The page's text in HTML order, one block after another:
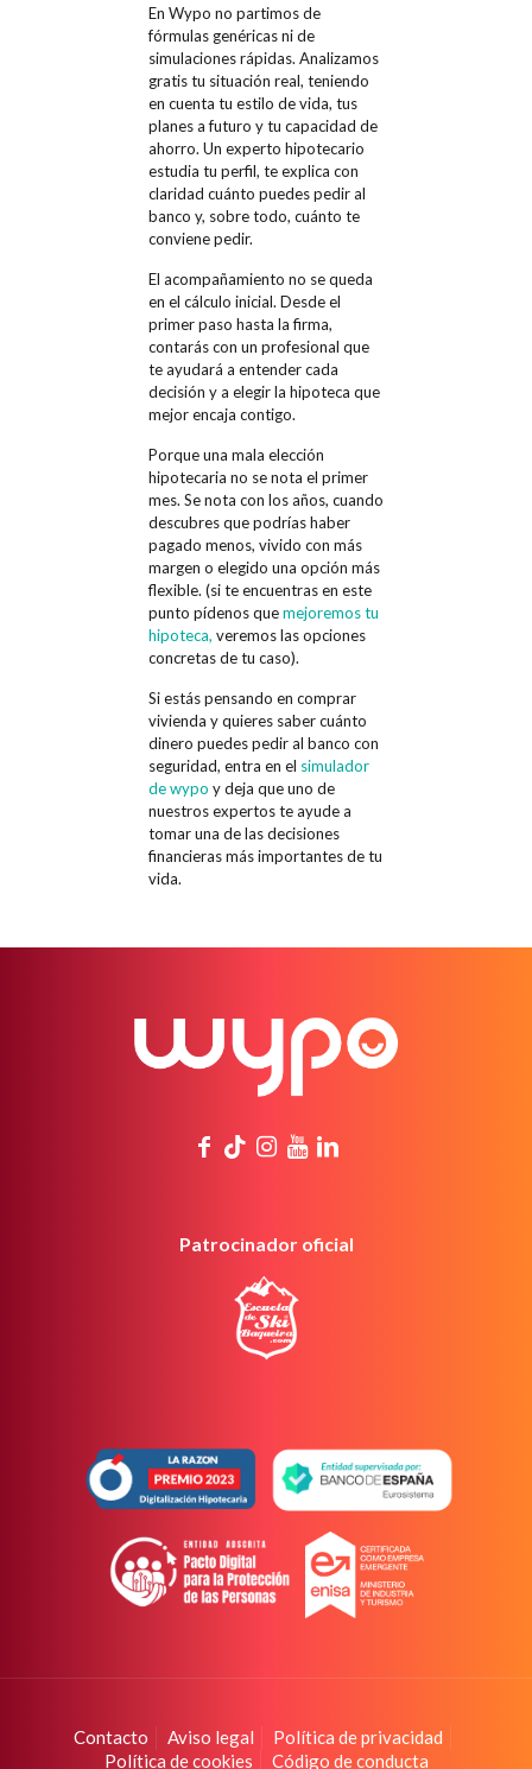
En Wypo no partimos de
fórmulas genéricas ni de
simulaciones rápidas. Analizamos
gratis tu situación real, teniendo
en cuenta tu estilo de vida, tus
planes a futuro y tu capacidad de
ahorro. Un experto hipotecario
estudia tu perfil, te explica con
claridad cuánto puedes pedir al
banco y, sobre todo, cuánto te
conviene pedir.
El acompañamiento no se queda
en el cálculo inicial. Desde el
primer paso hasta la firma,
contarás con un profesional que
te ayudará a entender cada
decisión y a elegir la hipoteca que
mejor encaja contigo.
Porque una mala elección
hipotecaria no se nota el primer
mes. Se nota con los años, cuando
descubres que podrías haber
pagado menos, vivido con más
margen o elegido una opción más
flexible. (si te encuentras en este
punto pídenos quemejoremos tu
hipoteca, veremos las opciones
concretas de tu caso).
Si estás pensando en comprar
vivienda y quieres saber cuánto
dinero puedes pedir al banco con
seguridad, entra en el simulador
de wypo y deja que uno de
nuestros expertos te ayude a
tomar una de las decisiones
financieras más importantes de tu
vida.
Patrocinador oficial
Contacto Aviso legal
Política de privacidad
Política de cookies
Código de conducta